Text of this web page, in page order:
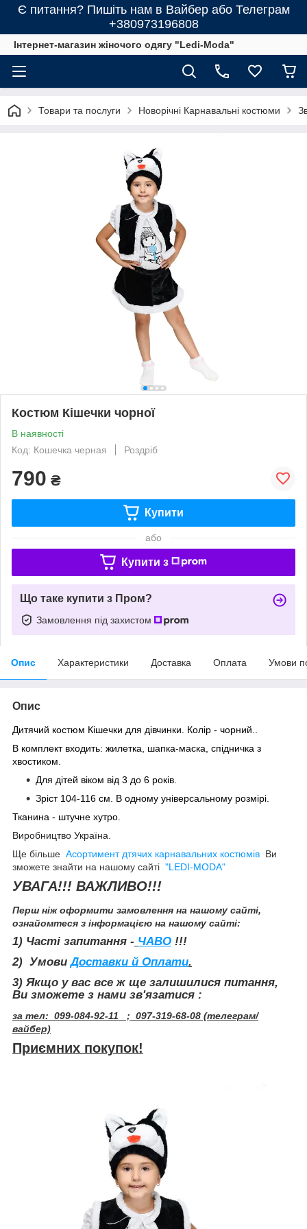
Є питання? Пишіть нам в Вайбер або Телеграм
+380973196808
Інтернет-магазин жіночого одягу "Ledi-Moda"
Товари та послуги Новорічні Карнавальні костюми
Костюм Кішечки чорної
В наявності
Код: Кошечка черная
Роздріб
790 ₴
Купити
або
Купити з
Що таке купити з Пром?
Замовлення під захистом
Опис Характеристики Доставка Оплата Умови
Опис
Дитячий костюм Кішечки для дівчинки. Колір - чорний..
В комплект входить: жилетка, шапка-маска, спідничка з
хвостиком.
Для дітей віком від 3 до 6 років.
Зрiст 104-116 см. В одному універсальному розмірі.
Тканина - штучне хутро.
Виробництво Україна.
Ще більше Асортимент дтячих карнавальних костюмів Ви
зможете знайти на нашому сайті "LEDI-MODA"
УВАГА!!! ВАЖЛИВО!!!
Перш ніж оформити замовлення на нашому сайті,
ознайомтеся з інформацією на нашому сайті:
1) Часті запитання - ЧАВО !!!
2) УмовиДоставки й Оплати.
3) Якщо у вас все ж ще залишилися питання,
Ви зможете з нами зв'язатися :
за тел: 099-084-92-11 ; 097-319-68-08 (телеграм/
вайбер)
Приємних покупок!